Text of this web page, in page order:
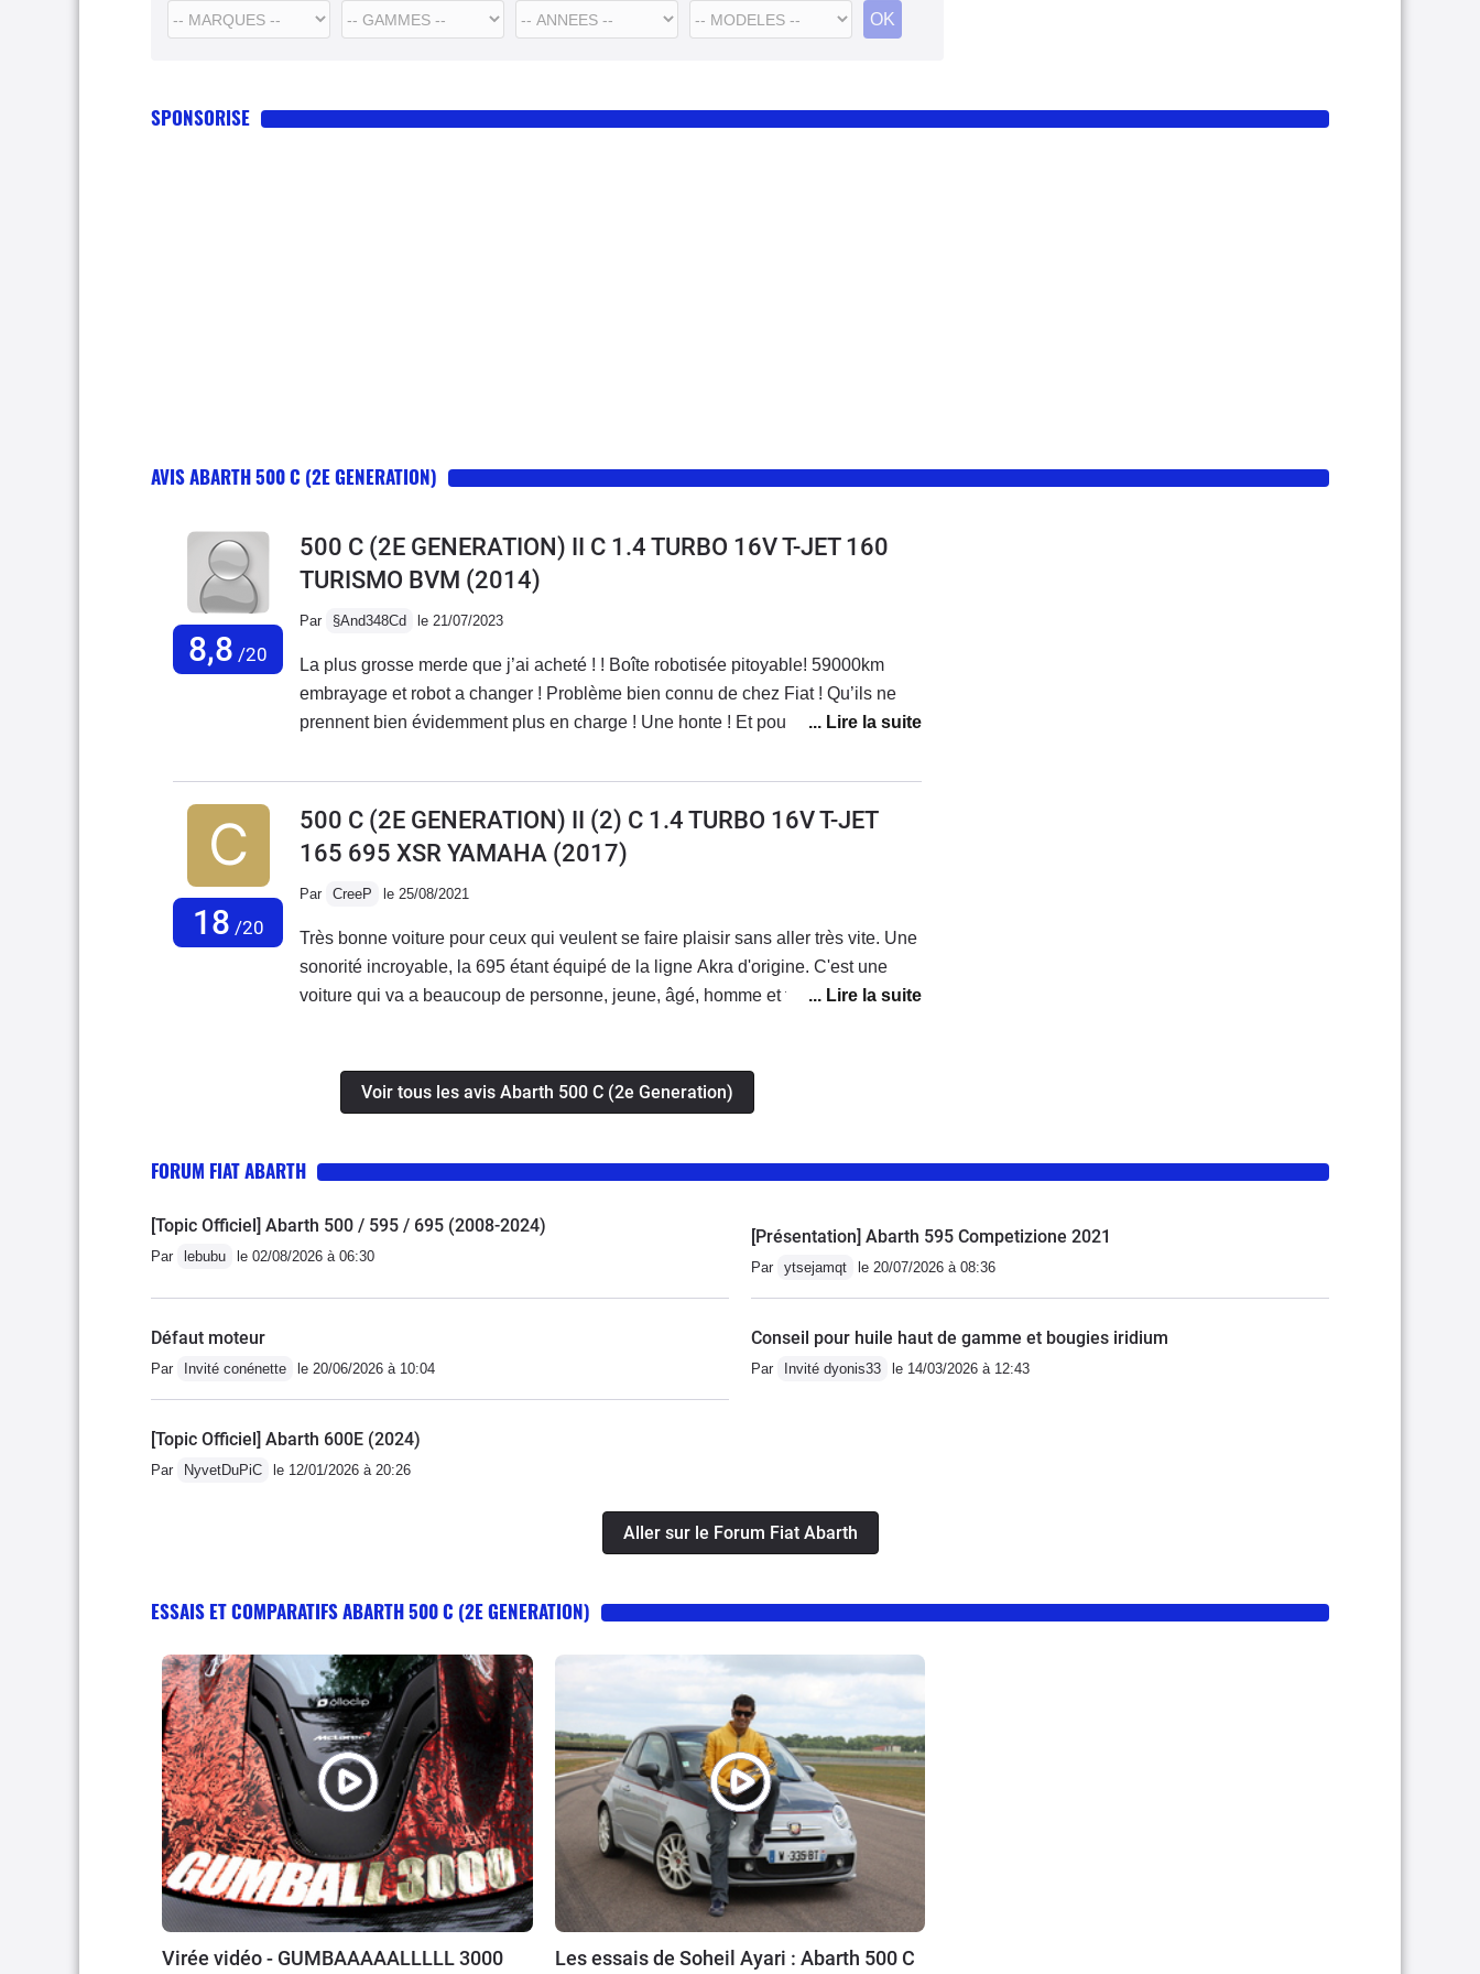
SPONSORISE
AVIS ABARTH 500 C (2E GENERATION)
8,8 /20
500 C (2E GENERATION) II C 1.4 TURBO 16V T-JET 160
TURISMO BVM (2014)
Par §And348Cd le 21/07/2023
La plus grosse merde que j’ai acheté ! ! Boîte robotisée pitoyable! 59000km
embrayage et robot a changer ! Problème bien connu de chez Fiat ! Qu’ils ne
prennent bien évidemment plus en charge ! Une honte ! Et pour couronner tout
sont vraiment loins d’être fameuses !(poignet pour rabattre le fauteuil .. aussi
merdique que là boîte robotisée ! Et j’en passe .. !)C’est ma deuxième abarth ..
et ma dernière !
18 /20
500 C (2E GENERATION) II (2) C 1.4 TURBO 16V T-JET
165 695 XSR YAMAHA (2017)
Par CreeP le 25/08/2021
Très bonne voiture pour ceux qui veulent se faire plaisir sans aller très vite. Une
sonorité incroyable, la 695 étant équipé de la ligne Akra d'origine. C'est une
voiture qui va a beaucoup de personne, jeune, âgé, homme et femme. Sur la
fiabilité je n'ai jamais eu aucun problème, tant que les vidanges du robot sont
bien faites tous les 30.000km aucun soucis a prévoir.Si vous cherchez une
Aucune Abarth ne se ressemble, les couleurs, les sièges, cabriolet, toit ouvrant,
Voir tous les avis Abarth 500 C (2e Generation)
FORUM FIAT ABARTH
[Topic Officiel] Abarth 500 / 595 / 695 (2008-2024)
Par lebubu le 02/08/2026 à 06:30
[Présentation] Abarth 595 Competizione 2021
Par ytsejamqt le 20/07/2026 à 08:36
Défaut moteur
Par Invité conénette le 20/06/2026 à 10:04
Conseil pour huile haut de gamme et bougies iridium
Par Invité dyonis33 le 14/03/2026 à 12:43
[Topic Officiel] Abarth 600E (2024)
Par NyvetDuPiC le 12/01/2026 à 20:26
Aller sur le Forum Fiat Abarth
ESSAIS ET COMPARATIFS ABARTH 500 C (2E GENERATION)
Virée vidéo - GUMBAAAAALLLLL 3000 Les essais de Soheil Ayari : Abarth 500 C